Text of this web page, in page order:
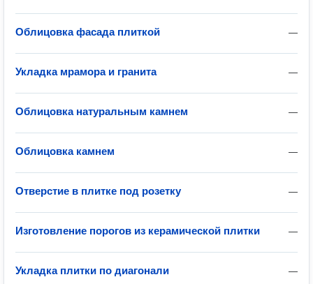
—
Облицовка фасада плиткой
—
Укладка мрамора и гранита
—
Облицовка натуральным камнем
—
Облицовка камнем
—
Отверстие в плитке под розетку
—
Изготовление порогов из керамической плитки
—
Укладка плитки по диагонали